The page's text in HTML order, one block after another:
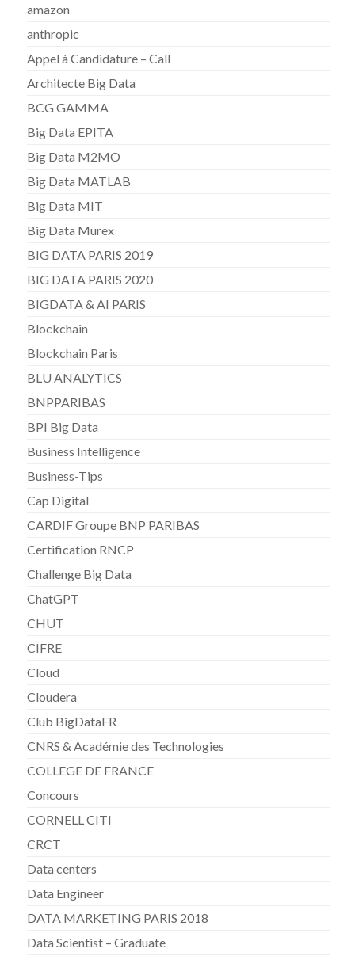
amazon
anthropic
Appel à Candidature – Call
Architecte Big Data
BCG GAMMA
Big Data EPITA
Big Data M2MO
Big Data MATLAB
Big Data MIT
Big Data Murex
BIG DATA PARIS 2019
BIG DATA PARIS 2020
BIGDATA & AI PARIS
Blockchain
Blockchain Paris
BLU ANALYTICS
BNPPARIBAS
BPI Big Data
Business Intelligence
Business-Tips
Cap Digital
CARDIF Groupe BNP PARIBAS
Certification RNCP
Challenge Big Data
ChatGPT
CHUT
CIFRE
Cloud
Cloudera
Club BigDataFR
CNRS & Académie des Technologies
COLLEGE DE FRANCE
Concours
CORNELL CITI
CRCT
Data centers
Data Engineer
DATA MARKETING PARIS 2018
Data Scientist – Graduate